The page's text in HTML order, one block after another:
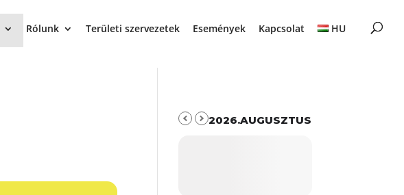
Rólunk Területi szervezetek Események Kapcsolat HU
2026.AUGUSZTUS